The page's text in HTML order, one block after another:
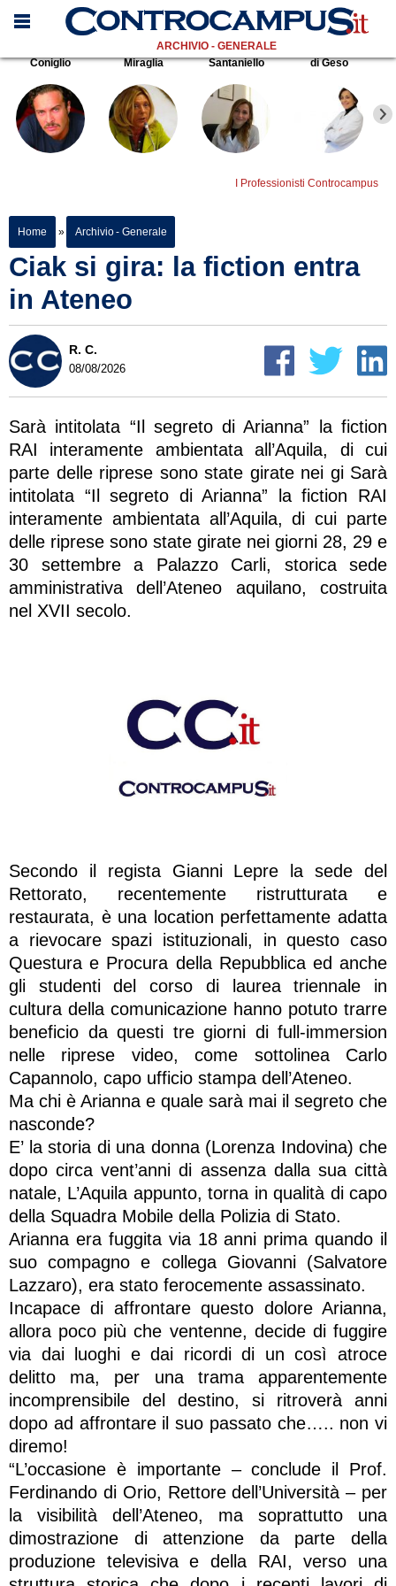
ARCHIVIO - GENERALE
Coniglio
Miraglia Santaniello di Geso
I Professionisti Controcampus
Home » Archivio - Generale
Ciak si gira: la fiction entra
in Ateneo
R. C.
08/08/2026
Sarà intitolata “Il segreto di Arianna” la fiction
RAI interamente ambientata all’Aquila, di cui
parte delle riprese sono state girate nei gi Sarà
intitolata “Il segreto di Arianna” la fiction RAI
interamente ambientata all’Aquila, di cui parte
delle riprese sono state girate nei giorni 28, 29 e
30 settembre a Palazzo Carli, storica sede
amministrativa dell’Ateneo aquilano, costruita
nel XVII secolo.
Secondo il regista Gianni Lepre la sede del
Rettorato, recentemente ristrutturata e
restaurata, è una location perfettamente adatta
a rievocare spazi istituzionali, in questo caso
Questura e Procura della Repubblica ed anche
gli studenti del corso di laurea triennale in
cultura della comunicazione hanno potuto trarre
beneficio da questi tre giorni di full-immersion
nelle riprese video, come sottolinea Carlo
Capannolo, capo ufficio stampa dell’Ateneo.
Ma chi è Arianna e quale sarà mai il segreto che
nasconde?
E’ la storia di una donna (Lorenza Indovina) che
dopo circa vent’anni di assenza dalla sua città
natale, L’Aquila appunto, torna in qualità di capo
della Squadra Mobile della Polizia di Stato.
Arianna era fuggita via 18 anni prima quando il
suo compagno e collega Giovanni (Salvatore
Lazzaro), era stato ferocemente assassinato.
Incapace di affrontare questo dolore Arianna,
allora poco più che ventenne, decide di fuggire
via dai luoghi e dai ricordi di un così atroce
delitto ma, per una trama apparentemente
incomprensibile del destino, si ritroverà anni
dopo ad affrontare il suo passato che….. non vi
diremo!
“L’occasione è importante – conclude il Prof.
Ferdinando di Orio, Rettore dell’Università – per
la visibilità dell’Ateneo, ma soprattutto una
dimostrazione di attenzione da parte della
produzione televisiva e della RAI, verso una